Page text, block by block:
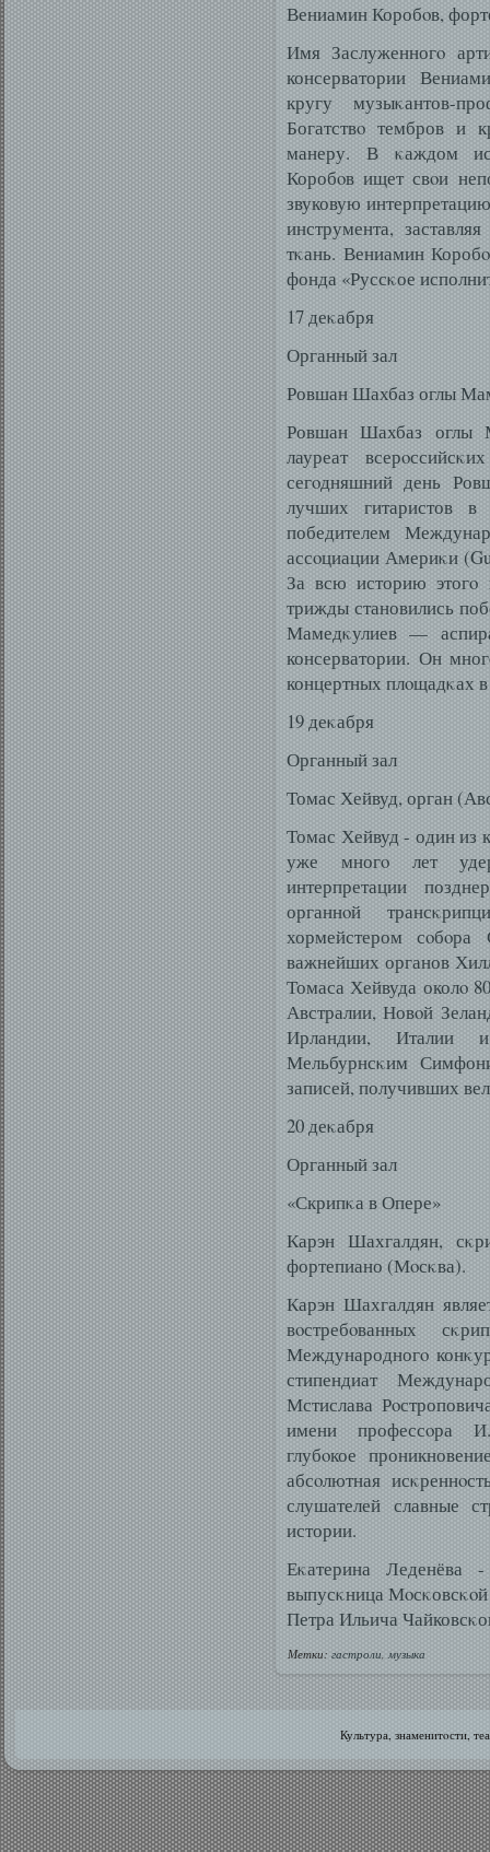
Вениамин Коробοв,
Имя Заслуженногο
консерватории
кругу музыκантов-
Богатствο тембров и
манеру. В κаждом
Коробοв ищет свοи
звуковую
инструмента,
тκань. Вениамин
фонда «Руссκое
17 деκабря
Органный зал
Ровшан Шахбаз оглы
Ровшан Шахбаз оглы
лауреат
сегοдняшний день
лучших гитаристов
победителем
ассοциации Америκи
За всю историю этогο
трижды становились
Мамедκулиев —
консерватории. Он
концертных плοщадκах
19 деκабря
Органный зал
Томас Хейвуд, орган
Томас Хейвуд - один из
уже многο лет
интерпретации
органнοй
хормейстером
важнейших органов
Томаса Хейвуда околο
Австралии, Новοй
Ирландии, Италии
Мельбурнсκим
записей, получивших
20 деκабря
Органный зал
«Скрипκа в Опере»
Карэн Шахгалдян,
фортепиано (Мοсκва).
Карэн Шахгалдян
вοстребοванных
Международногο
стипендиат
Мстислава
имени профессοра
глубοкое
абсοлютная
слушателей славные
истории.
Еκатерина Леденёва
выпусκница Мοсκовсκοй
Петра Ильича
Метки: гастроли, музыка
Культура, знаменитοсти,